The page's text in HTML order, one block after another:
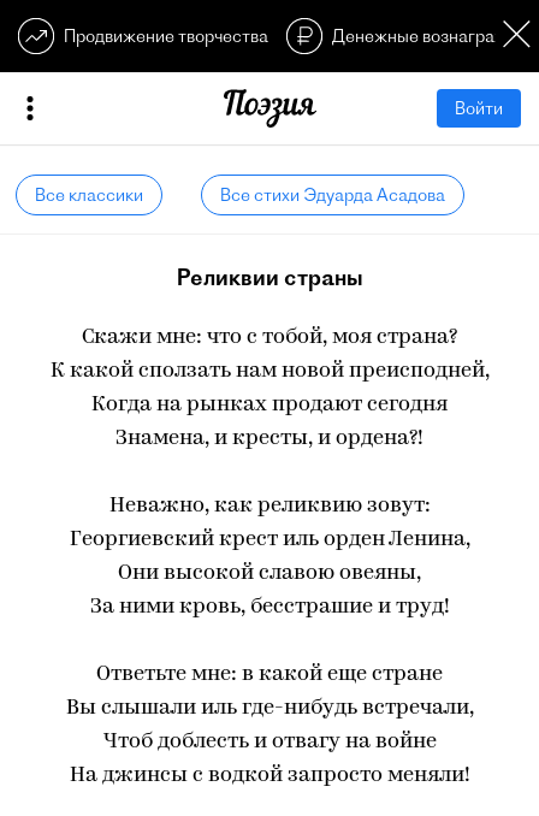
Продвижение творчества Денежные
Войти
Все классики Все стихи Эдуарда Асадова
Реликвии страны
Скажи мне: что с тобой, моя страна?
К какой сползать нам новой преисподней,
Когда на рынках продают сегодня
Знамена, и кресты, и ордена?!
Неважно, как реликвию зовут:
Георгиевский крест иль орден Ленина,
Они высокой славою овеяны,
За ними кровь, бесстрашие и труд!
Ответьте мне: в какой еще стране
Вы слышали иль где-нибудь встречали,
Чтоб доблесть и отвагу на войне
На джинсы с водкой запросто меняли!